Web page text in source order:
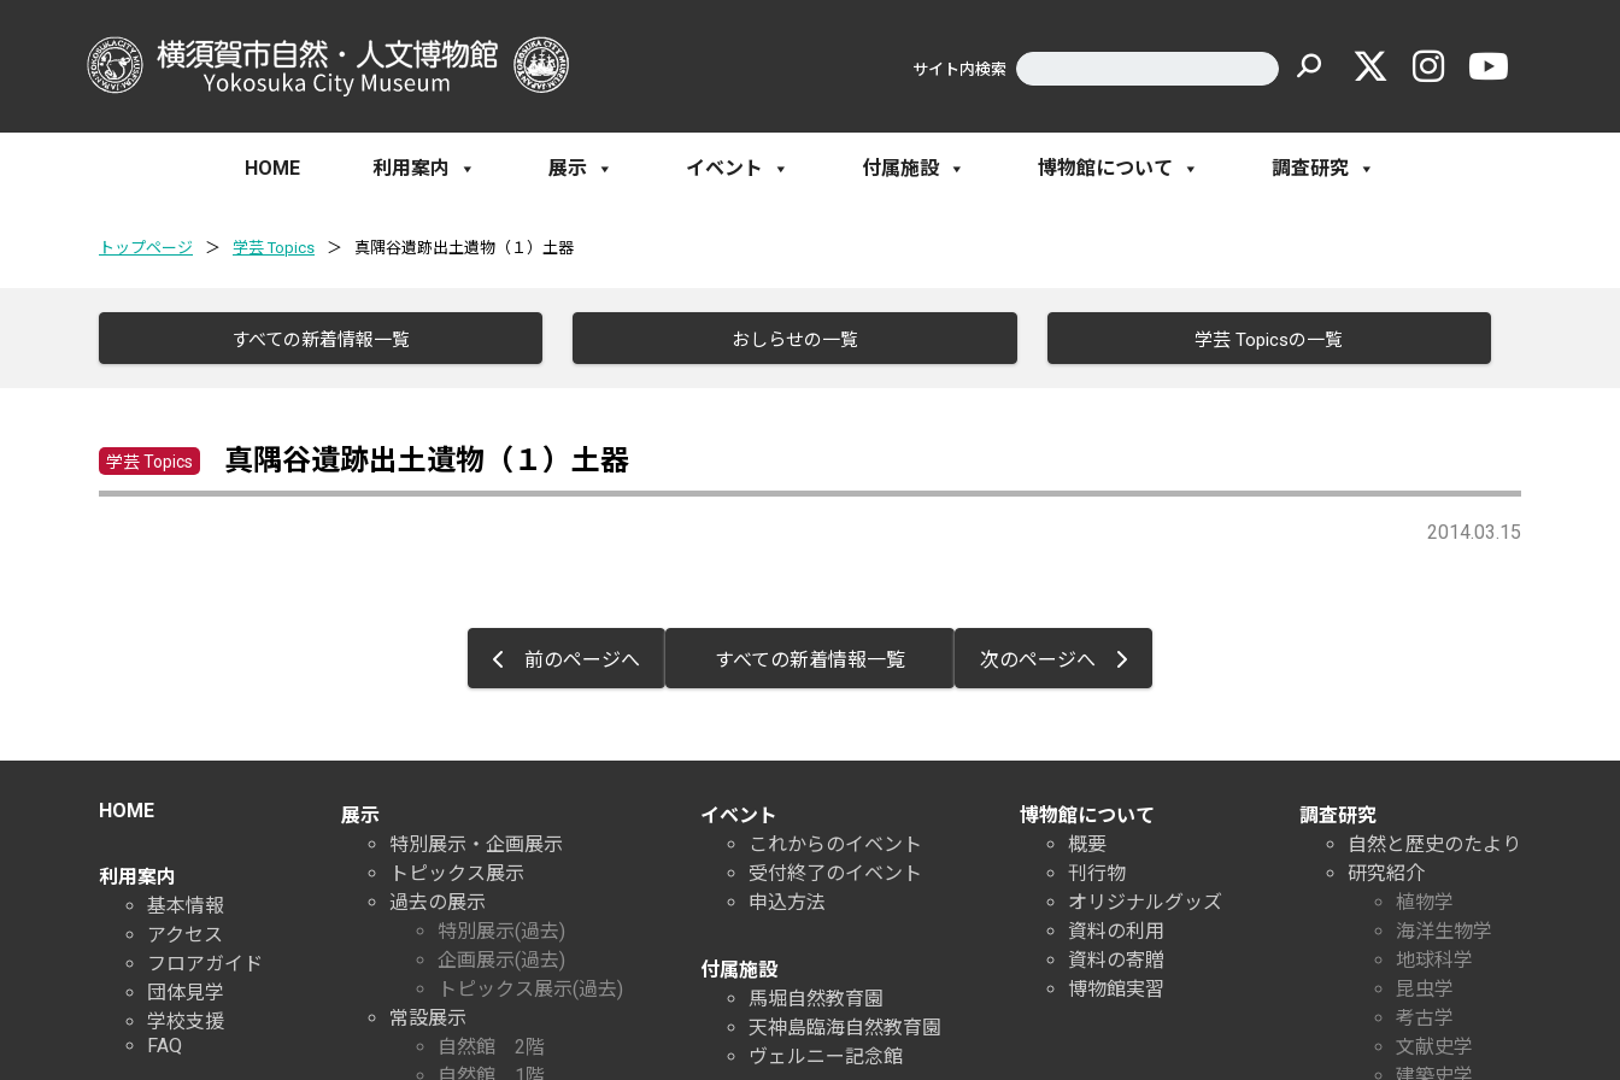
サイト内検索
HOME 利用案内 展示 イベント 付属施設 博物館について 調査研究
トップページ ＞ 学芸 Topics ＞ 真隅谷遺跡出土遺物（１）土器
すべての新着情報一覧 おしらせの一覧 学芸 Topicsの一覧
学芸 Topics 真隅谷遺跡出土遺物（１）土器
2014.03.15
前のページへ すべての新着情報一覧 次のページへ
HOME
利用案内
基本情報
アクセス
フロアガイド
団体見学
学校支援
FAQ
展示
特別展示・企画展示
トピックス展示
過去の展示
特別展示(過去)
企画展示(過去)
トピックス展示(過去)
常設展示
自然館 2階
イベント
これからのイベント
受付終了のイベント
申込方法
付属施設
馬堀自然教育園
天神島臨海自然教育園
ヴェルニー記念館
博物館について
概要
刊行物
オリジナルグッズ
資料の利用
資料の寄贈
博物館実習
調査研究
自然と歴史のたより
研究紹介
植物学
海洋生物学
地球科学
昆虫学
考古学
文献史学